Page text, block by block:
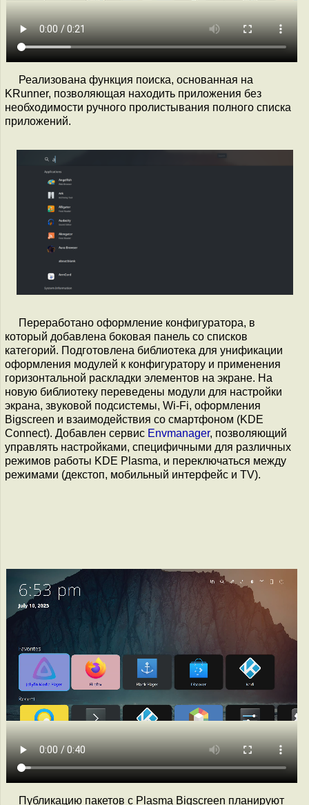
Реализована функция поиска, основанная на
KRunner, позволяющая находить приложения без
необходимости ручного пролистывания полного списка
приложений.
Переработано оформление конфигуратора, в
который добавлена боковая панель со списков
категорий. Подготовлена библиотека для унификации
оформления модулей к конфигуратору и применения
горизонтальной раскладки элементов на экране. На
новую библиотеку переведены модули для настройки
экрана, звуковой подсистемы, Wi-Fi, оформления
Bigscreen и взаимодействия со смартфоном (KDE
Connect). Добавлен сервис Envmanager, позволяющий
управлять настройками, специфичными для различных
режимов работы KDE Plasma, и переключаться между
режимами (декстоп, мобильный интерфейс и TV).
Публикацию пакетов с Plasma Bigscreen планируют